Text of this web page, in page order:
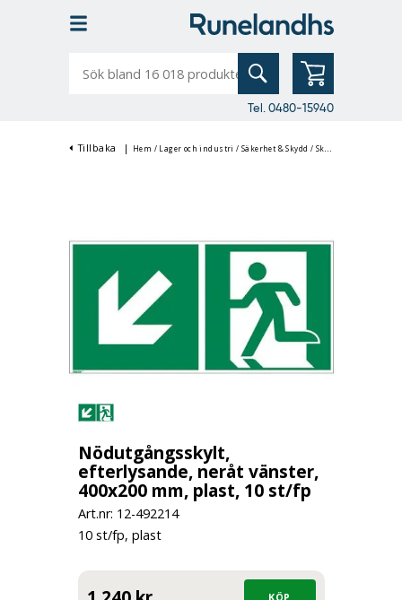
bland
Tel. 0480-15940
Tillbaka | Hem / Lager och industri / Säkerhet & Skydd / Skyltar & Märkning
Nödutgångsskylt,
efterlysande, neråt vänster,
400x200 mm, plast, 10 st/fp
Art.nr: 12-492214
10 st/fp, plast